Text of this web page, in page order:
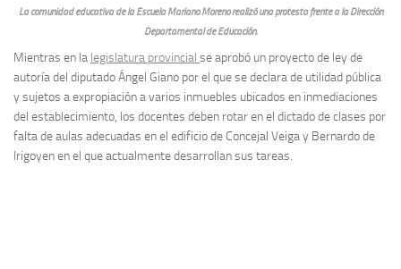
La comunidad educativa de la Escuela Mariano Moreno realizó una protesta frente a la Dirección
Departamental de Educación.
Mientras en la legislatura provincial se aprobó un proyecto de ley de
autoría del diputado Ángel Giano por el que se declara de utilidad pública
y sujetos a expropiación a varios inmuebles ubicados en inmediaciones
del establecimiento, los docentes deben rotar en el dictado de clases por
falta de aulas adecuadas en el edificio de Concejal Veiga y Bernardo de
Irigoyen en el que actualmente desarrollan sus tareas.